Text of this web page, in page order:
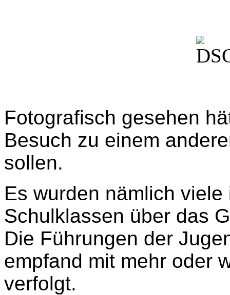
Fotografisch gesehen
Besuch zu einem
sollen.
Es wurden nämlich
Schulklassen über das
Die Führungen der
empfand mit mehr oder
verfolgt.